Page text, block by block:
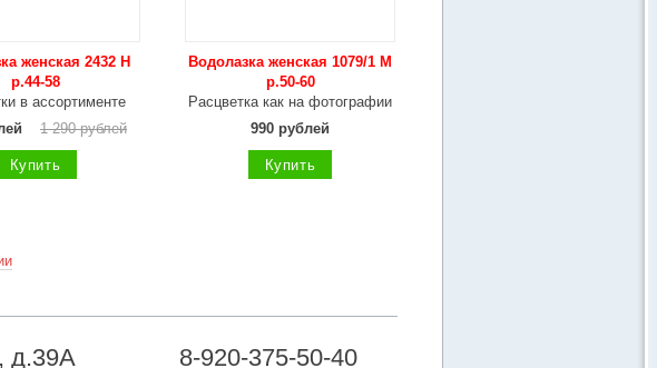
женская 2432 Н
р.44-58
в ассортименте
1 290 рублей
Купить
Водолазка женская 1079/1 М
р.50-60
Расцветка как на фотографии
990 рублей
Купить
д.39А 8-920-375-50-40